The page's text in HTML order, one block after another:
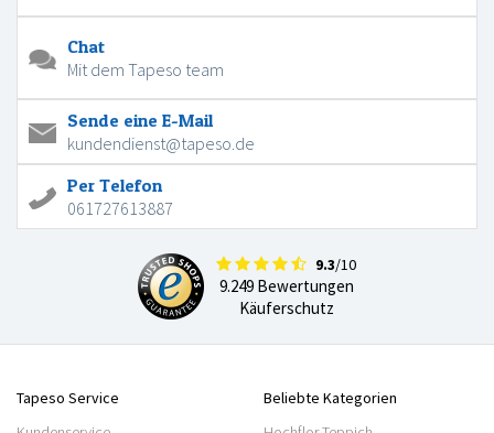
Chat
Mit dem Tapeso team
Sende eine E-Mail
kundendienst@tapeso.de
Per Telefon
061727613887
9.3/10
9.249 Bewertungen
Käuferschutz
Tapeso Service
Beliebte Kategorien